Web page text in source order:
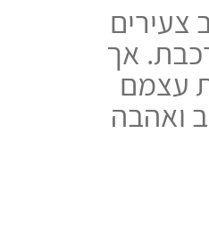
קרב צעירים
אך
עצמם
ואהבה